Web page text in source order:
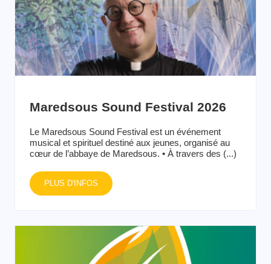
Maredsous Sound Festival 2026
Le Maredsous Sound Festival est un événement
musical et spirituel destiné aux jeunes, organisé au
cœur de l’abbaye de Maredsous. • À travers des (...)
PLUS D'INFOS